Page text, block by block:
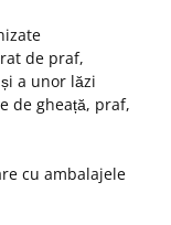
de praf,
a unor lăzi
de gheață, praf,
cu ambalajele